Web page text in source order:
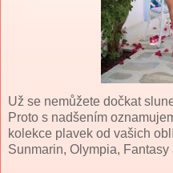
Už se nemůžete dočkat
Proto s nadšením
kolekce plavek od vašich
Sunmarin, Olympia, Fantasy